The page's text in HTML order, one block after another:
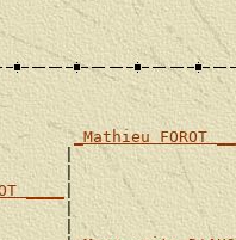
_Mathieu FOROT
|
|
____ |
|
|